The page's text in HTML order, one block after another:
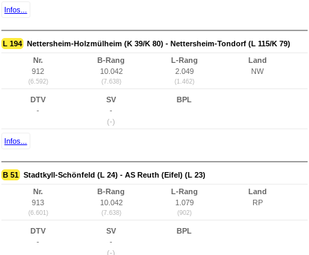
Infos...
L 194 Nettersheim-Holzmülheim (K 39/K 80) - Nettersheim-Tondorf (L 115/K 79)
Nr.
912
(6.592)
B-Rang
10.042
(7.638)
L-Rang
2.049
(1.462)
Land
NW
DTV
-
SV
-
(-)
BPL
Infos...
B 51 Stadtkyll-Schönfeld (L 24) - AS Reuth (Eifel) (L 23)
Nr.
913
(6.601)
B-Rang
10.042
(7.638)
L-Rang
1.079
(902)
Land
RP
DTV
-
SV
-
(-)
BPL